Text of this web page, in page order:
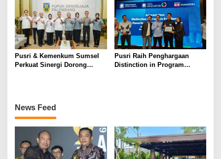
Pusri & Kemenkum Sumsel
Perkuat Sinergi Dorong
Pusri Raih Penghargaan
Distinction in Program
News Feed